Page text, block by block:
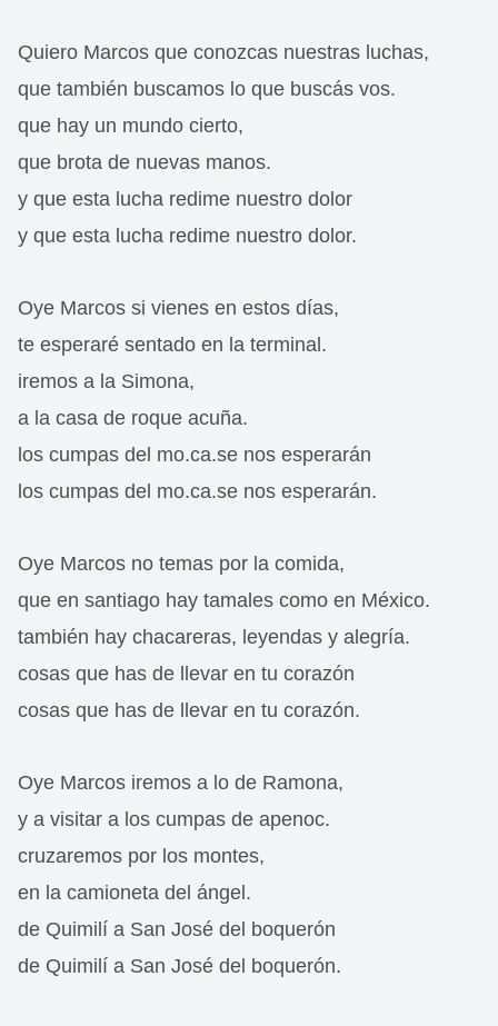
Quiero Marcos que conozcas nuestras luchas,
que también buscamos lo que buscás vos.
que hay un mundo cierto,
que brota de nuevas manos.
y que esta lucha redime nuestro dolor
y que esta lucha redime nuestro dolor.
Oye Marcos si vienes en estos días,
te esperaré sentado en la terminal.
iremos a la Simona,
a la casa de roque acuña.
los cumpas del mo.ca.se nos esperarán
los cumpas del mo.ca.se nos esperarán.
Oye Marcos no temas por la comida,
que en santiago hay tamales como en México.
también hay chacareras, leyendas y alegría.
cosas que has de llevar en tu corazón
cosas que has de llevar en tu corazón.
Oye Marcos iremos a lo de Ramona,
y a visitar a los cumpas de apenoc.
cruzaremos por los montes,
en la camioneta del ángel.
de Quimilí a San José del boquerón
de Quimilí a San José del boquerón.